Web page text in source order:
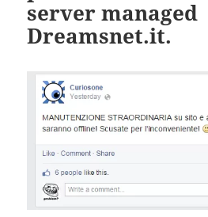
server managed
Dreamsnet.it.